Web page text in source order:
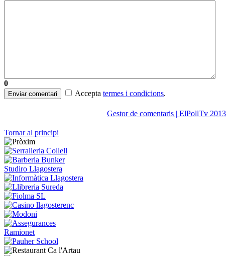
0
Enviar comentari Accepta termes i condicions.
Gestor de comentaris | ElPollTv 2013
Tornar al principi